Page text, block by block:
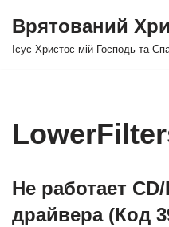
Перейти
Врятований
Ісус Христос мій Господь та
Не работает
драйвера (Код